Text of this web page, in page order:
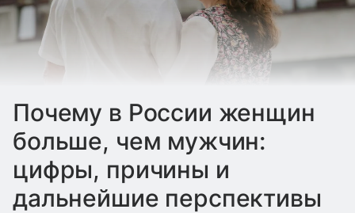
Почему в России женщин
больше, чем мужчин:
цифры, причины и
дальнейшие перспективы